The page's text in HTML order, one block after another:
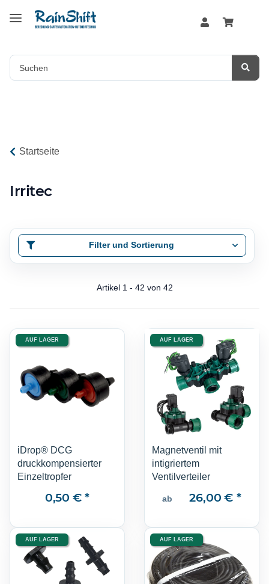
Startseite
Irritec
Filter und Sortierung
Artikel 1 - 42 von 42
AUF LAGER
iDrop® DCG
druckkompensierter
Einzeltropfer
0,50 €*
AUF LAGER
Magnetventil mit
intigriertem
Ventilverteiler
ab 26,00 € *
AUF LAGER AUF LAGER